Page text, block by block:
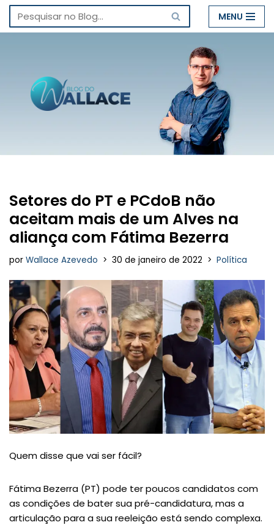
Pular
conteúdo
MENU
Setores do PT e PCdoB não
aceitam mais de um Alves na
aliança com Fátima Bezerra
por Wallace Azevedo 30 de janeiro de 2022 Política
Quem disse que vai ser fácil?
Fátima Bezerra (PT) pode ter poucos candidatos com
as condições de bater sua pré-candidatura, mas a
articulação para a sua reeleição está sendo complexa.